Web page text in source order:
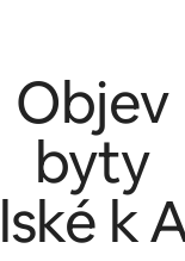
Objev
byty
k